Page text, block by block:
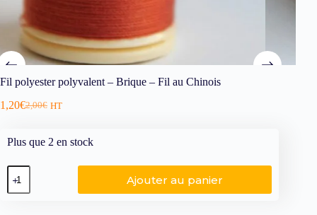
Fil polyester polyvalent – Brique – Fil au Chinois
2,00€
1,20€ HT
Plus que 2 en stock
Ajouter au panier